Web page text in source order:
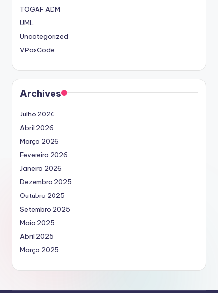
TOGAF ADM
UML
Uncategorized
VPasCode
Archives
Julho 2026
Abril 2026
Março 2026
Fevereiro 2026
Janeiro 2026
Dezembro 2025
Outubro 2025
Setembro 2025
Maio 2025
Abril 2025
Março 2025